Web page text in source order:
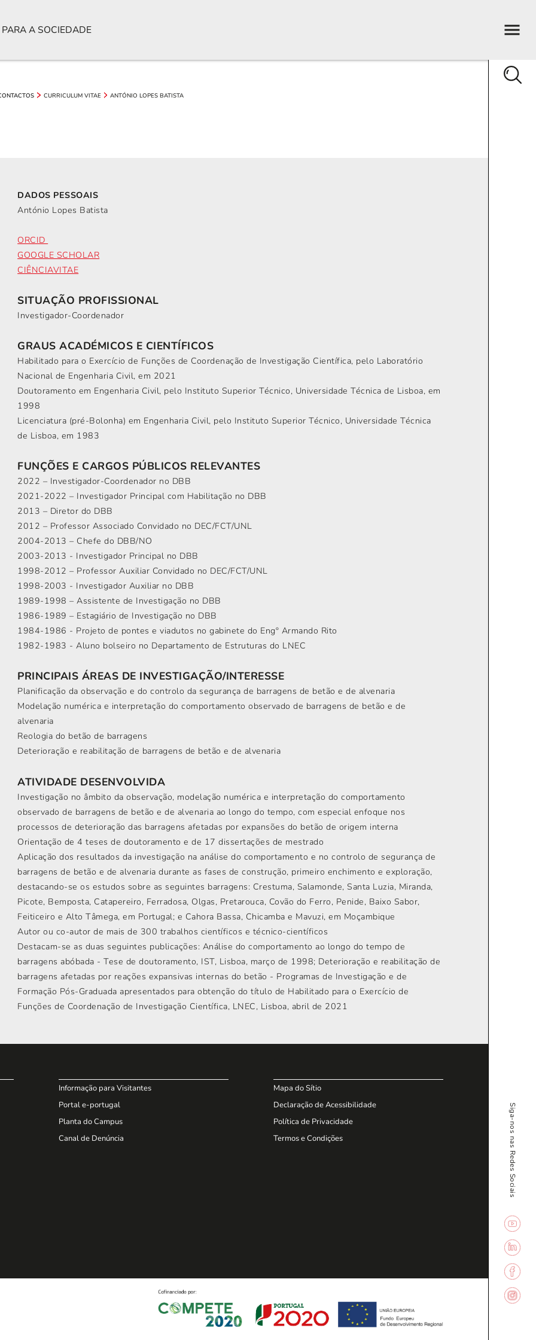
A SOCIEDADE
Siga-nos nas Redes Sociais
CURRICULUM VITAE ANTÓNIO LOPES BATISTA
DADOS PESSOAIS
António Lopes Batista
ORCID
GOOGLE SCHOLAR
CIÊNCIAVITAE
SITUAÇÃO PROFISSIONAL
Investigador-Coordenador
GRAUS ACADÉMICOS E CIENTÍFICOS
Habilitado para o Exercício de Funções de Coordenação de Investigação Científica, pelo Laboratório
Nacional de Engenharia Civil, em 2021
Doutoramento em Engenharia Civil, pelo Instituto Superior Técnico, Universidade Técnica de Lisboa, em
1998
Licenciatura (pré-Bolonha) em Engenharia Civil, pelo Instituto Superior Técnico, Universidade Técnica
de Lisboa, em 1983
FUNÇÕES E CARGOS PÚBLICOS RELEVANTES
2022 – Investigador-Coordenador no DBB
2021-2022 – Investigador Principal com Habilitação no DBB
2013 – Diretor do DBB
2012 – Professor Associado Convidado no DEC/FCT/UNL
2004-2013 – Chefe do DBB/NO
2003-2013 - Investigador Principal no DBB
1998-2012 – Professor Auxiliar Convidado no DEC/FCT/UNL
1998-2003 - Investigador Auxiliar no DBB
1989-1998 – Assistente de Investigação no DBB
1986-1989 – Estagiário de Investigação no DBB
1984-1986 - Projeto de pontes e viadutos no gabinete do Engº Armando Rito
1982-1983 - Aluno bolseiro no Departamento de Estruturas do LNEC
PRINCIPAIS ÁREAS DE INVESTIGAÇÃO/INTERESSE
Planificação da observação e do controlo da segurança de barragens de betão e de alvenaria
Modelação numérica e interpretação do comportamento observado de barragens de betão e de
alvenaria
Reologia do betão de barragens
Deterioração e reabilitação de barragens de betão e de alvenaria
ATIVIDADE DESENVOLVIDA
Investigação no âmbito da observação, modelação numérica e interpretação do comportamento
observado de barragens de betão e de alvenaria ao longo do tempo, com especial enfoque nos
processos de deterioração das barragens afetadas por expansões do betão de origem interna
Orientação de 4 teses de doutoramento e de 17 dissertações de mestrado
Aplicação dos resultados da investigação na análise do comportamento e no controlo de segurança de
barragens de betão e de alvenaria durante as fases de construção, primeiro enchimento e exploração,
destacando-se os estudos sobre as seguintes barragens: Crestuma, Salamonde, Santa Luzia, Miranda,
Picote, Bemposta, Catapereiro, Ferradosa, Olgas, Pretarouca, Covão do Ferro, Penide, Baixo Sabor,
Feiticeiro e Alto Tâmega, em Portugal; e Cahora Bassa, Chicamba e Mavuzi, em Moçambique
Autor ou co-autor de mais de 300 trabalhos científicos e técnico-científicos
Destacam-se as duas seguintes publicações: Análise do comportamento ao longo do tempo de
barragens abóbada - Tese de doutoramento, IST, Lisboa, março de 1998; Deterioração e reabilitação de
barragens afetadas por reações expansivas internas do betão - Programas de Investigação e de
Formação Pós-Graduada apresentados para obtenção do título de Habilitado para o Exercício de
Funções de Coordenação de Investigação Científica, LNEC, Lisboa, abril de 2021
Informação para Visitantes
Portal e-portugal
Planta do Campus
Canal de Denúncia
Mapa do Sítio
Declaração de Acessibilidade
Política de Privacidade
Termos e Condições